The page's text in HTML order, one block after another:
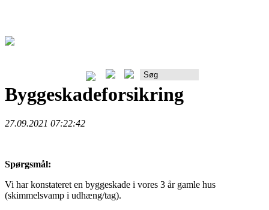
Byggeskadeforsikring
27.09.2021 07:22:42
Spørgsmål:
Vi har konstateret en byggeskade i vores 3 år gamle hus
(skimmelsvamp i udhæng/tag).